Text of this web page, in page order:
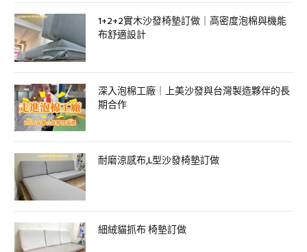
1+2+2實木沙發椅墊訂做｜高密度泡棉與機能
布舒適設計
深入泡棉工廠｜上美沙發與台灣製造夥伴的長
期合作
耐磨涼感布,L型沙發椅墊訂做
細絨貓抓布 椅墊訂做